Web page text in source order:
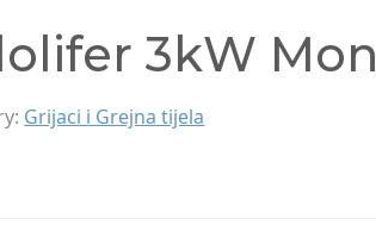
3kW
Grijaci i Grejna tijela